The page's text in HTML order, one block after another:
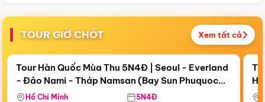
TOUR GIỜ CHÓT Xem tất cả
Còn18 ngày 20:54:36
Bay Sun Phuquoc Airways
Điểm nổi bật
Tour Hàn Quốc Mùa Thu 5N4Đ | Seoul - Everland
- Đảo Nami - Tháp Namsan (Bay Sun Phuquoc
Airways)
Hồ Chí Minh 5N4Đ